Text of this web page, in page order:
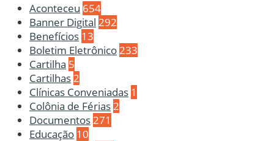
Aconteceu 654
Banner Digital 292
Benefícios 13
Boletim Eletrônico 233
Cartilha 5
Cartilhas 2
Clínicas Conveniadas 1
Colônia de Férias 2
Documentos 271
Educação 10